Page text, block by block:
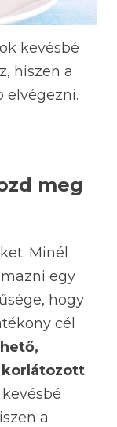
kevésbé
hiszen a
elvégezni.
meg
Minél
egy
hogy
cél
korlátozott.
a